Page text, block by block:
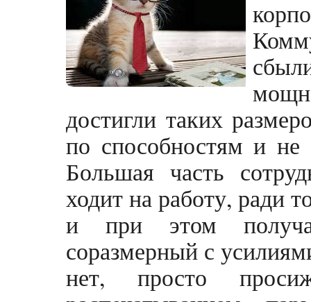
достигли таких
по способностям и не
Большая часть
ходит на работу, ради
и при этом
соразмерный с
нет, просто